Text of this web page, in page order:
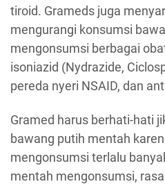
tiroid. Grameds juga
mengurangi konsumsi
mengonsumsi berbagai
isoniazid (Nydrazide,
pereda nyeri NSAID, dan
Gramed harus berhati-hati
bawang putih mentah
mengonsumsi terlalu
mentah mengonsumsi,